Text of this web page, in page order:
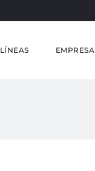
LÍNEAS EMPRESA